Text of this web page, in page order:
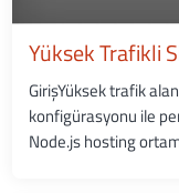
Yüksek Trafikli
GirişYüksek trafik
konfigürasyonu ile
Node.js hosting